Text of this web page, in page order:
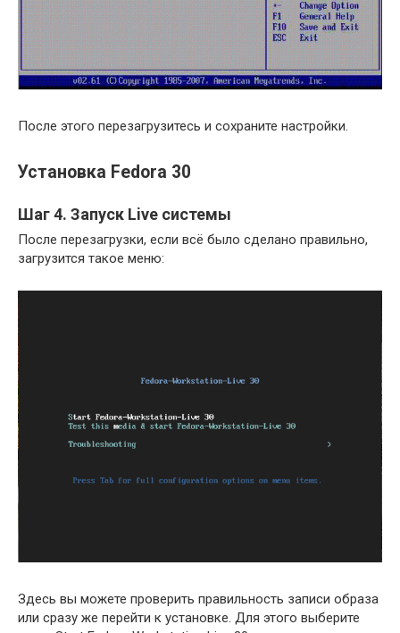
После этого перезагрузитесь и сохраните настройки.
Установка Fedora 30
Шаг 4. Запуск Live системы
После перезагрузки, если всё было сделано правильно,
загрузится такое меню:
Здесь вы можете проверить правильность записи образа
или сразу же перейти к установке. Для этого выберите